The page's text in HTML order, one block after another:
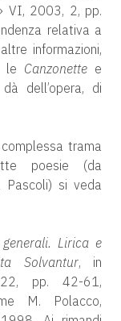
VI, 2003, 2, pp.
relativa a
informazioni,
le Canzonette e
dell’opera, di
trama
poesie (da
Pascoli) si veda
Lirica e
Solvantur, in
pp. 42-61,
M. Polacco,